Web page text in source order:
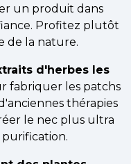
un produit dans
Profitez plutôt
de la nature.
d'herbes les
fabriquer les patchs
thérapies
le nec plus ultra